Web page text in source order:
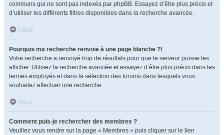
communs qui ne sont pas indexés par phpBB. Essayez d’être plus précis et
d’utiliser les différents filtres disponibles dans la recherche avancée.
Haut
Pourquoi ma recherche renvoie à une page blanche ?!
Votre recherche a renvoyé trop de résultats pour que le serveur puisse les
afficher. Utilisez la recherche avancée et essayez d’être plus précis dans les
termes employés et dans la sélection des forums dans lesquels vous
souhaitez effectuer une recherche.
Haut
Comment puis-je rechercher des membres ?
Veuillez vous rendre sur la page « Membres » puis cliquer sur le lien